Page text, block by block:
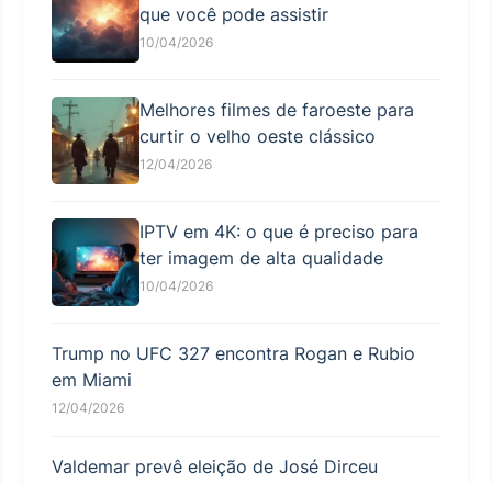
que você pode assistir
10/04/2026
Melhores filmes de faroeste para
curtir o velho oeste clássico
12/04/2026
IPTV em 4K: o que é preciso para
ter imagem de alta qualidade
10/04/2026
Trump no UFC 327 encontra Rogan e Rubio
em Miami
12/04/2026
Valdemar prevê eleição de José Dirceu